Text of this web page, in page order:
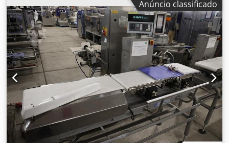
encadernação com 12 grampos - Unidades de fresagem e
preparação do dorso - Cola hotmelt lateral com pré-fusor –
Cola hotmelt no dorso com pré-fusor - Alimentador de
capas em tambor - Estação de prensagem e nipping - Pista
de saída e entrega de laydown - Sistema de transporte
com porta de rejeição - Guilhotina Muller Martini Esprit
Espessura de encadernação: 2 mm - 50 mm Dcjdpfx
Aoxtau Eeb Sjk Tamanho máximo da capa: 640 mm
Tamanho mínimo da capa: 202 mm Velocidade máxima:
900 a 4.000 ciclos/h Tamanho máximo do livro: 380x320
mm Tamanho mínimo do livro: 120x100 mm
Anúncio classificado